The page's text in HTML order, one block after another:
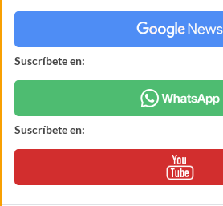
Suscríbete en:
Suscríbete en: